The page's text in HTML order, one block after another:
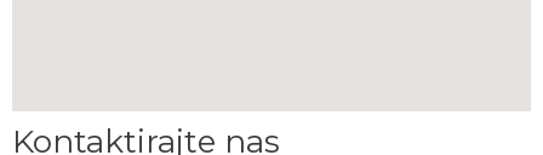
Kontaktirajte nas